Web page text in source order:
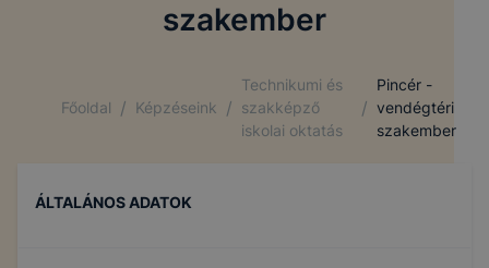
szakember
Főoldal / Képzéseink /
Technikumi és
szakképző
iskolai oktatás
/
Pincér -
vendégtéri
szakember
ÁLTALÁNOS ADATOK